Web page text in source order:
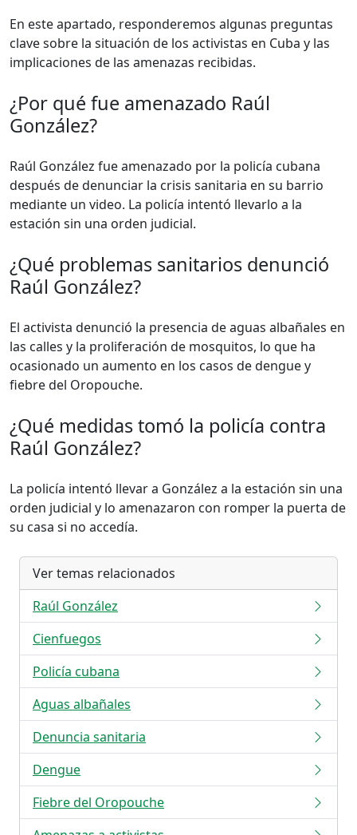
En este apartado, responderemos algunas preguntas
clave sobre la situación de los activistas en Cuba y las
implicaciones de las amenazas recibidas.
¿Por qué fue amenazado Raúl
González?
Raúl González fue amenazado por la policía cubana
después de denunciar la crisis sanitaria en su barrio
mediante un video. La policía intentó llevarlo a la
estación sin una orden judicial.
¿Qué problemas sanitarios denunció
Raúl González?
El activista denunció la presencia de aguas albañales en
las calles y la proliferación de mosquitos, lo que ha
ocasionado un aumento en los casos de dengue y
fiebre del Oropouche.
¿Qué medidas tomó la policía contra
Raúl González?
La policía intentó llevar a González a la estación sin una
orden judicial y lo amenazaron con romper la puerta de
su casa si no accedía.
Ver temas relacionados
Raúl González
Cienfuegos
Policía cubana
Aguas albañales
Denuncia sanitaria
Dengue
Fiebre del Oropouche